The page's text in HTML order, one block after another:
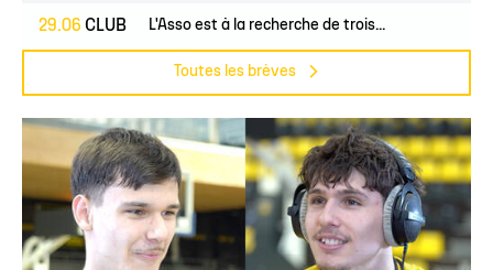
29.06 CLUB L'Asso est à la recherche de trois...
Toutes les brèves